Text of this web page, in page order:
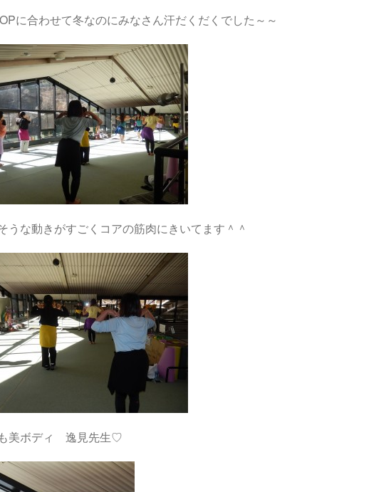
に合わせて冬なのにみなさん汗だくだくでした～～
うな動きがすごくコアの筋肉にきいてます＾＾
美ボディ 逸見先生♡